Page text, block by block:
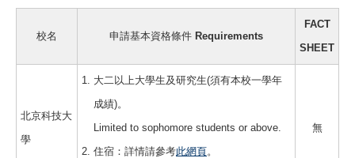
校名 申請基本資格條件 Requirements
FACT
SHEET
北京科技大
學
大二以上大學生及研究生(須有本校一學年
成績)。
Limited to sophomore students or above.
住宿：詳情請參考此網頁。
無